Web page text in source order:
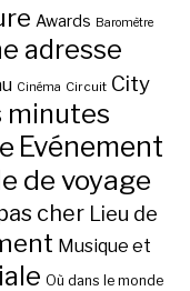
Awards Baromètre
adresse
Cinéma Circuit City
minutes
Evénement
de voyage
cher Lieu de
Musique et
Où dans le monde